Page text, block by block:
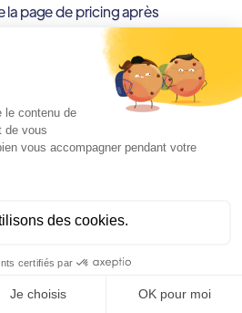
la page de pricing après
email de nurturing ne
même contenu que celui
message. Le CRM doit
reclassifier le contact
pipeline plus avancée et
Cette logique
est ce qui
qu'en canal de maintien
impact commercial.